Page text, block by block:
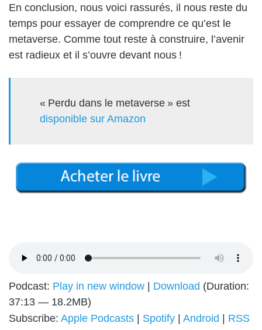
En conclusion, nous voici rassurés, il nous reste du
temps pour essayer de comprendre ce qu’est le
metaverse. Comme tout reste à construire, l’avenir
est radieux et il s’ouvre devant nous !
« Perdu dans le metaverse » est
disponible sur Amazon
Podcast: Play in new window Download (Duration:
37:13 — 18.2MB)
Subscribe: Apple Podcasts Spotify Android RSS